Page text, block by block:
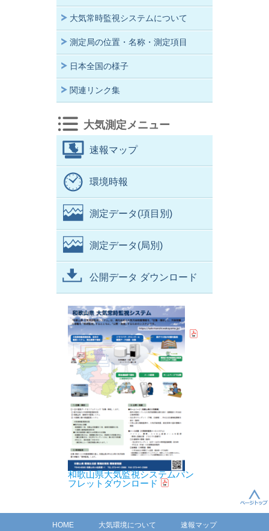
大気常時監視システムについて
測定局の位置・名称・測定項目
日本全国の様子
関連リンク集
大気測定メニュー
速報マップ
環境時報
測定データ(項目別)
測定データ(局別)
公開データ ダウンロード
和歌山県大気監視システムパン
フレットダウンロード
HOME 大気環境について 速報マップ